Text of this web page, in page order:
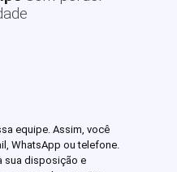
equipe. Assim, você
WhatsApp ou telefone.
sua disposição e